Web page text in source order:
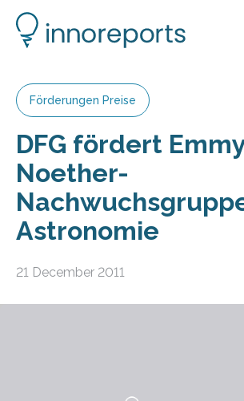
Förderungen Preise
DFG fördert
Noether-
Astronomie
21 December 2011